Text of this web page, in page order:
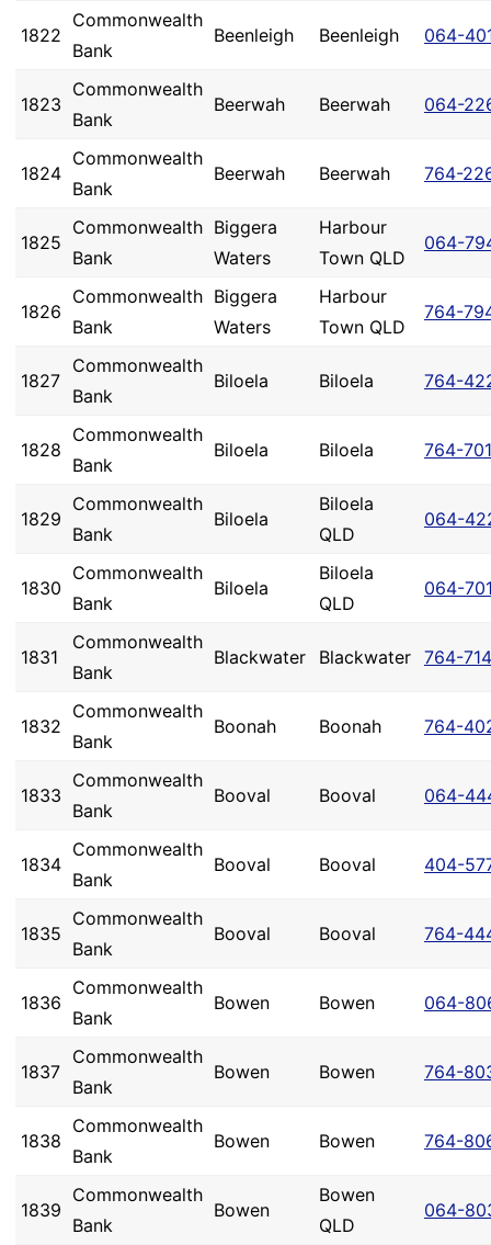
1822
Commonwealth
Bank
Beenleigh Beenleigh 064-
1823
Commonwealth
Bank
Beerwah Beerwah 064-
1824
Commonwealth
Bank
Beerwah Beerwah 764-
1825
Commonwealth
Bank
Biggera
Waters
Harbour
Town QLD
064-
1826
Commonwealth
Bank
Biggera
Waters
Harbour
Town QLD
764-
1827
Commonwealth
Bank
Biloela Biloela 764-
1828
Commonwealth
Bank
Biloela Biloela 764-701
1829
Commonwealth
Bank
Biloela
Biloela
QLD
064-
1830
Commonwealth
Bank
Biloela
Biloela
QLD
064-
1831
Commonwealth
Bank
Blackwater Blackwater 764-714
1832
Commonwealth
Bank
Boonah Boonah 764-
1833
Commonwealth
Bank
Booval Booval 064-
1834
Commonwealth
Bank
Booval Booval 404-
1835
Commonwealth
Bank
Booval Booval 764-
1836
Commonwealth
Bank
Bowen Bowen 064-
1837
Commonwealth
Bank
Bowen Bowen 764-
1838
Commonwealth
Bank
Bowen Bowen 764-
1839
Commonwealth
Bank
Bowen
Bowen
QLD
064-